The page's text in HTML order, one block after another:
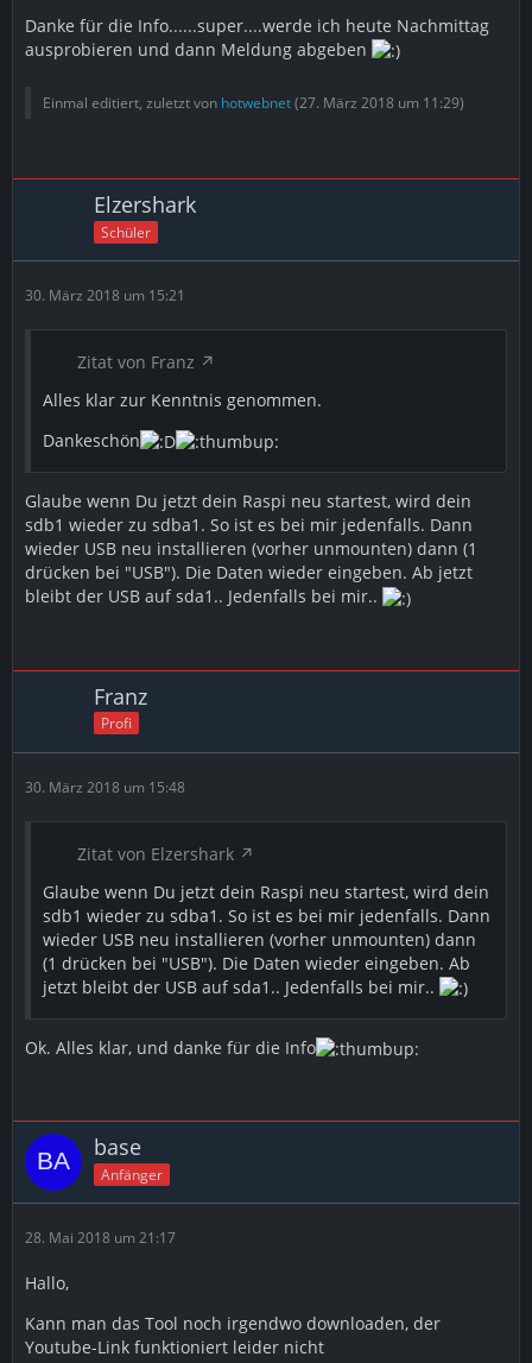
Danke für die Info......super....werde ich heute Nachmittag
ausprobieren und dann Meldung abgeben
Einmal editiert, zuletzt von hotwebnet(27. März 2018 um 11:29)
Elzershark
Schüler
30. März 2018 um 15:21
Zitat von Franz
Alles klar zur Kenntnis genommen.
Dankeschön
Glaube wenn Du jetzt dein Raspi neu startest, wird dein
sdb1 wieder zu sdba1. So ist es bei mir jedenfalls. Dann
wieder USB neu installieren (vorher unmounten) dann (1
drücken bei "USB"). Die Daten wieder eingeben. Ab jetzt
bleibt der USB auf sda1.. Jedenfalls bei mir..
Franz
Profi
30. März 2018 um 15:48
Zitat von Elzershark
Glaube wenn Du jetzt dein Raspi neu startest, wird dein
sdb1 wieder zu sdba1. So ist es bei mir jedenfalls. Dann
wieder USB neu installieren (vorher unmounten) dann
(1 drücken bei "USB"). Die Daten wieder eingeben. Ab
jetzt bleibt der USB auf sda1.. Jedenfalls bei mir..
Ok. Alles klar, und danke für die Info
base
Anfänger
28. Mai 2018 um 21:17
Hallo,
Kann man das Tool noch irgendwo downloaden, der
Youtube-Link funktioniert leider nicht